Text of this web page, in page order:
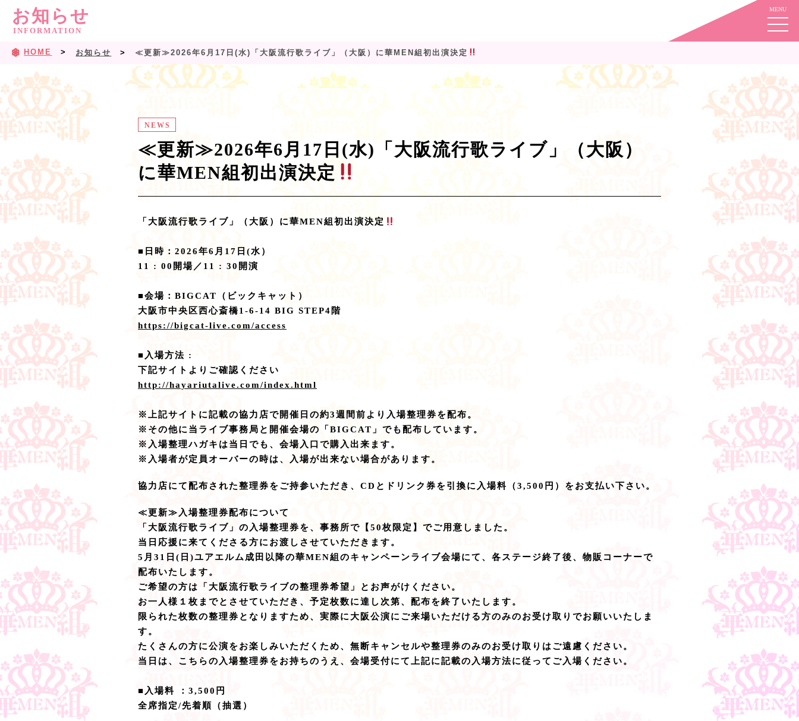
お知らせ
INFORMATION
HOME お知らせ ≪更新≫2026年6月17日(水)「大阪流行歌ライブ」（大阪）に華MEN組初出演決定
NEWS
≪更新≫2026年6月17日(水)「大阪流行歌ライブ」（大阪）
に華MEN組初出演決定
「大阪流行歌ライブ」（大阪） に華MEN組初出演決定
■日時：2026年6月17日(水）
11 : 00開場／11 : 30開演
■会場：BIGCAT（ビックキャット）
大阪市中央区西心斎橋1-6-14 BIG STEP4階
https://bigcat-live.com/access
■入場方法 :
下記サイトよりご確認ください
http://hayariutalive.com/index.html
※上記サイトに記載の協力店で開催日の約3週間前より入場整理券を配布。
※その他に当ライブ事務局と開催会場の「BIGCAT」でも配布しています。
※入場整理ハガキは当日でも、会場入口で購入出来ます。
※入場者が定員オーバーの時は、入場が出来ない場合があります。
協力店にて配布された整理券をご持参いただき、CDとドリンク券を引換に入場料（3,500円）をお支払い下さい。
≪更新≫入場整理券配布について
「大阪流行歌ライブ」の入場整理券を、事務所で【50枚限定】でご用意しました。
当日応援に来てくださる方にお渡しさせていただきます。
5月31日(日)ユアエルム成田以降の華MEN組のキャンペーンライブ会場にて、各ステージ終了後、物販コーナーで
配布いたします。
ご希望の方は「大阪流行歌ライブの整理券希望」とお声がけください。
お一人様１枚までとさせていただき、予定枚数に達し次第、配布を終了いたします。
限られた枚数の整理券となりますため、実際に大阪公演にご来場いただける方のみのお受け取りでお願いいたしま
す。
たくさんの方に公演をお楽しみいただくため、無断キャンセルや整理券のみのお受け取りはご遠慮ください。
当日は、こちらの入場整理券をお持ちのうえ、会場受付にて上記に記載の入場方法に従ってご入場ください。
■入場料 ：3,500円
全席指定/先着順（抽選）